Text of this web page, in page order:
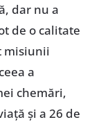
dar nu a
de o calitate
misiunii
a
chemări,
și a 26 de